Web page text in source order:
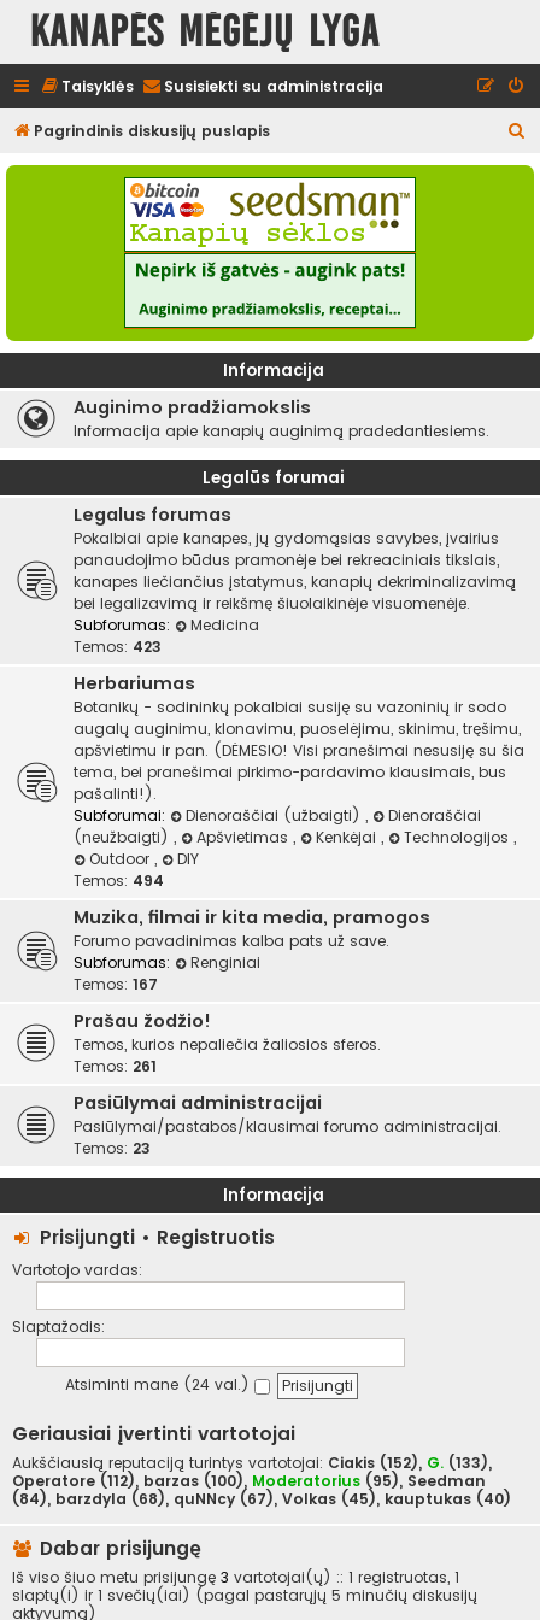
Kanapės mėgėjų lyga
Taisyklės Susisiekti su administracija
Pagrindinis diskusijų puslapis
e
Informacija
Auginimo pradžiamokslis
Informacija apie kanapių auginimą pradedantiesiems.
Legalūs forumai
Legalus forumas
Pokalbiai apie kanapes, jų gydomąsias savybes, įvairius
panaudojimo būdus pramonėje bei rekreaciniais tikslais,
kanapes liečiančius įstatymus, kanapių dekriminalizavimą
bei legalizavimą ir reikšmę šiuolaikinėje visuomenėje.
Subforumas:
Medicina
Temos: 423
Herbariumas
Botanikų - sodininkų pokalbiai susiję su vazoninių ir sodo
augalų auginimu, klonavimu, puoselėjimu, skinimu, tręšimu,
apšvietimu ir pan. (DĖMESIO! Visi pranešimai nesusiję su šia
tema, bei pranešimai pirkimo-pardavimo klausimais, bus
pašalinti!).
Subforumai:
Dienoraščiai (užbaigti) ,
Dienoraščiai
(neužbaigti) , Apšvietimas , Kenkėjai , Technologijos ,
Outdoor ,
DIY
Temos: 494
Muzika, filmai ir kita media, pramogos
Forumo pavadinimas kalba pats už save.
Subforumas:
Renginiai
Temos: 167
Prašau žodžio!
Temos, kurios nepaliečia žaliosios sferos.
Temos: 261
Pasiūlymai administracijai
Pasiūlymai/pastabos/klausimai forumo administracijai.
Temos: 23
Informacija
Prisijungti • Registruotis
Vartotojo vardas:
Slaptažodis:
Atsiminti mane (24 val.)
Geriausiai įvertinti vartotojai
Aukščiausią reputaciją turintys vartotojai: Ciakis (152), G. (133),
Operatore (112), barzas (100), Moderatorius (95), Seedman
(84), barzdyla (68), quNNcy (67), Volkas (45), kauptukas (40)
Dabar prisijungę
Iš viso šiuo metu prisijungę 3 vartotojai(ų) :: 1 registruotas, 1
slaptų(i) ir 1 svečių(iai) (pagal pastarųjų 5 minučių diskusijų
aktyvumą)